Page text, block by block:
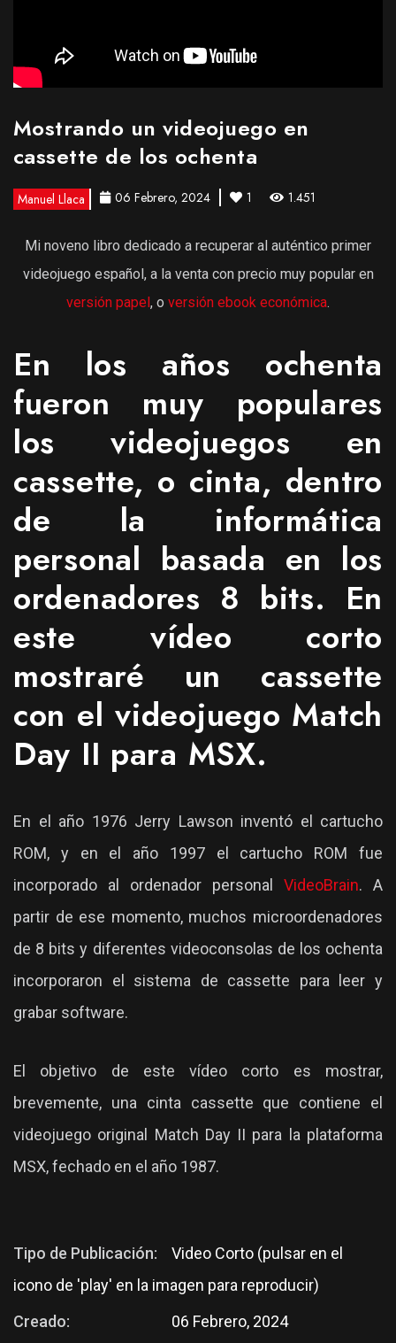
Mostrando un videojuego en
cassette de los ochenta
Manuel Llaca 06 Febrero, 2024 1 1.451
Mi noveno libro dedicado a recuperar al auténtico primer
videojuego español, a la venta con precio muy popular en
versión papel, o versión ebook económica.
En los años ochenta
fueron muy populares
los videojuegos en
cassette, o cinta, dentro
de la informática
personal basada en los
ordenadores 8 bits. En
este vídeo corto
mostraré un cassette
con el videojuego Match
Day II para MSX.
En el año 1976 Jerry Lawson inventó el cartucho
ROM, y en el año 1997 el cartucho ROM fue
incorporado al ordenador personal VideoBrain. A
partir de ese momento, muchos microordenadores
de 8 bits y diferentes videoconsolas de los ochenta
incorporaron el sistema de cassette para leer y
grabar software.
El objetivo de este vídeo corto es mostrar,
brevemente, una cinta cassette que contiene el
videojuego original Match Day II para la plataforma
MSX, fechado en el año 1987.
Tipo de Publicación:
Video Corto (pulsar en el
icono de 'play' en la imagen para reproducir)
Creado:
06 Febrero, 2024